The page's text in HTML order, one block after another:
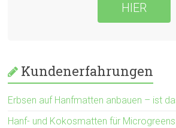
HIER
Kundenerfahrungen
Erbsen auf Hanfmatten anbauen – ist
Hanf- und Kokosmatten für